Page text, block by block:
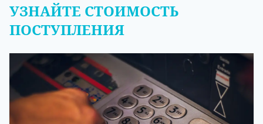
УЗНАЙТЕ СТОИМОСТЬ
ПОСТУПЛЕНИЯ